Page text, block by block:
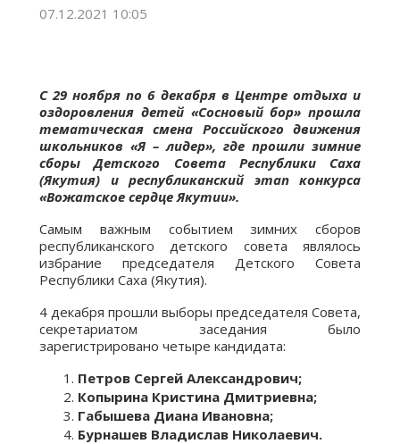
07.12.2021 10:05
С 29 ноября по 6 декабря в Центре отдыха и
оздоровления детей «Сосновый бор» прошла
тематическая смена Российского движения
школьников «Я – лидер», где прошли зимние
сборы Детского Совета Республики Саха
(Якутия) и республиканский этап конкурса
«Вожатское сердце Якутии».
Самым важным событием зимних сборов
республиканского детского совета являлось
избрание председателя Детского Совета
Республики Саха (Якутия).
4 декабря прошли выборы председателя Совета,
секретариатом заседания было
зарегистрировано четыре кандидата:
Петров Сергей Александрович;
Копырина Кристина Дмитриевна;
Габышева Диана Ивановна;
Бурнашев Владислав Николаевич.